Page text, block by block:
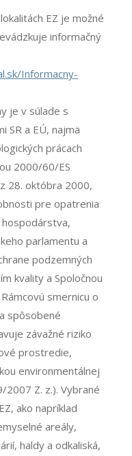
EZ je možné
informačný
Informacny-
je v súlade s
SR a EÚ, najmä
prácach
2000/60/ES
28. októbra 2000,
pre opatrenia
parlamentu a
podzemných
kvality a Spoločnou
smernicu o
spôsobené
závažné riziko
prostredie,
environmentálnej
2007 Z. z.). Vybrané
ako napríklad
areály,
haldy a odkaliská,